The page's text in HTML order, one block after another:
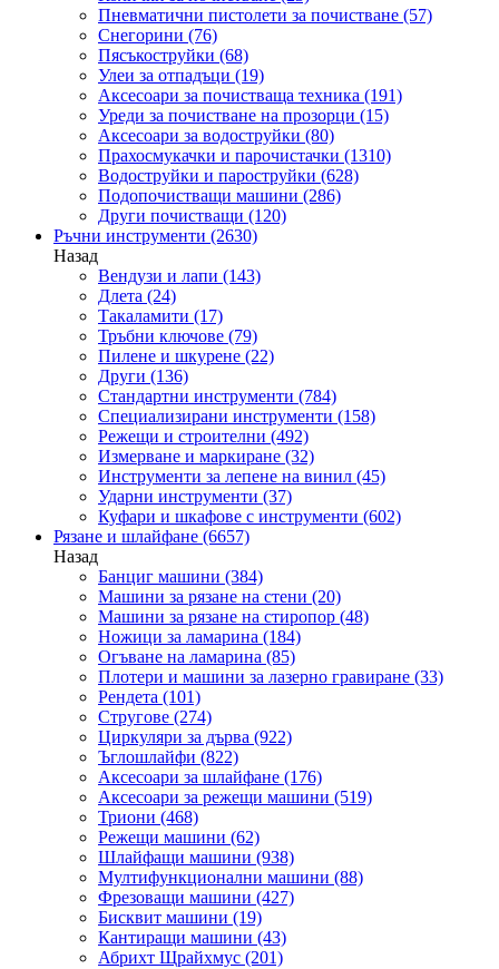
Пневматични пистолети за почистване (57)
Снегорини (76)
Пясъкоструйки (68)
Улеи за отпадъци (19)
Аксесоари за почистваща техника (191)
Уреди за почистване на прозорци (15)
Аксесоари за водоструйки (80)
Прахосмукачки и парочистачки (1310)
Водоструйки и пароструйки (628)
Подопочистващи машини (286)
Други почистващи (120)
Ръчни инструменти (2630)
Назад
Вендузи и лапи (143)
Длета (24)
Такаламити (17)
Тръбни ключове (79)
Пилене и шкурене (22)
Други (136)
Стандартни инструменти (784)
Специализирани инструменти (158)
Режещи и строителни (492)
Измерване и маркиране (32)
Инструменти за лепене на винил (45)
Ударни инструменти (37)
Куфари и шкафове с инструменти (602)
Рязане и шлайфане (6657)
Назад
Банциг машини (384)
Машини за рязане на стени (20)
Машини за рязане на стиропор (48)
Ножици за ламарина (184)
Огъване на ламарина (85)
Плотери и машини за лазерно гравиране (33)
Рендета (101)
Стругове (274)
Циркуляри за дърва (922)
Ъглошлайфи (822)
Аксесоари за шлайфане (176)
Аксесоари за режещи машини (519)
Триони (468)
Режещи машини (62)
Шлайфащи машини (938)
Мултифункционални машини (88)
Фрезоващи машини (427)
Бисквит машини (19)
Кантиращи машини (43)
Абрихт Щрайхмус (201)